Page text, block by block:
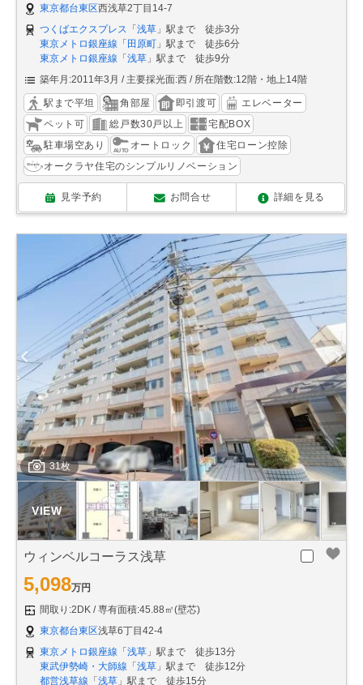
東京都台東区西浅草2丁目14-7
つくばエクスプレス 「 浅草 」駅まで 徒歩3分
東京メトロ銀座線 「 田原町 」駅まで 徒歩6分
東京メトロ銀座線 「 浅草 」駅まで 徒歩9分
築年月:2011年3月
主要採光面:西 所在階数:12階・地上14階
駅まで平坦 角部屋 即引渡可
エレベーター
ペット可
総戸数30戸以上
宅配BOX
駐車場空あり
オートロック
住宅ローン控除
オークラヤ住宅のシンプルリノベーション
見学予約 お問合せ 詳細を見る
31枚
ウィンベルコーラス浅草
5,098万円
間取り:2DK
専有面積:45.88㎡(壁芯)
東京都台東区浅草6丁目42-4
東京メトロ銀座線 「 浅草 」駅まで 徒歩13分
東武伊勢崎・大師線 「 浅草 」駅まで 徒歩12分
都営浅草線 「 浅草 」駅まで 徒歩15分